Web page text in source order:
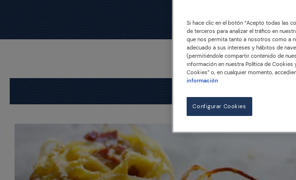
Si hace clic en el botón “Acepto todas las
de terceros para analizar el tráfico en
que nos permita tanto a nosotros como a
adecuado a sus intereses y hábitos de
(permitiéndole compartir contenido de
información en nuestra Política de Cookies
Cookies” o, en cualquier momento,
información
Configurar Cookies